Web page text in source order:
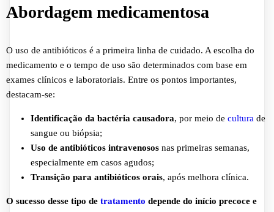
Abordagem medicamentosa
O uso de antibióticos é a primeira linha de cuidado. A escolha do
medicamento e o tempo de uso são determinados com base em
exames clínicos e laboratoriais. Entre os pontos importantes,
destacam-se:
Identificação da bactéria causadora, por meio de cultura de
sangue ou biópsia;
Uso de antibióticos intravenosos nas primeiras semanas,
especialmente em casos agudos;
Transição para antibióticos orais, após melhora clínica.
O sucesso desse tipo de tratamento depende do início precoce e